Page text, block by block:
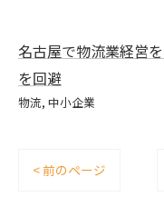
名古屋で物流業経営
を回避
物流 中小企業
< 前のページ